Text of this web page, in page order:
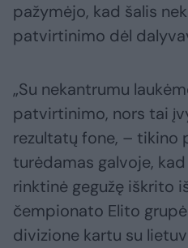
pažymėjo, kad šalis
patvirtinimo dėl
„Su nekantrumu
patvirtinimo, nors tai
rezultatų fone, – tikino
turėdamas galvoje,
rinktinė gegužę iškrito
čempionato Elito
divizione kartu su